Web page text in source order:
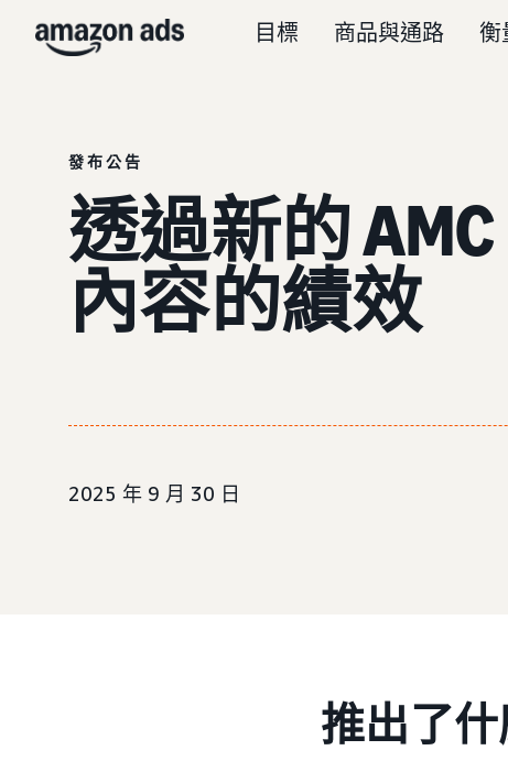
目標 商品與通路 衡
發布公告
透過新的
內容的績效
2025 年 9 月 30 日
推出了